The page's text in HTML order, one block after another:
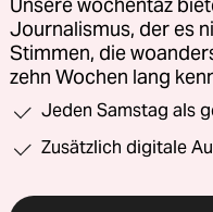
Unsere wochentaz
Journalismus, der es
Stimmen, die
zehn Wochen lang
Jeden Samstag als
Zusätzlich digitale